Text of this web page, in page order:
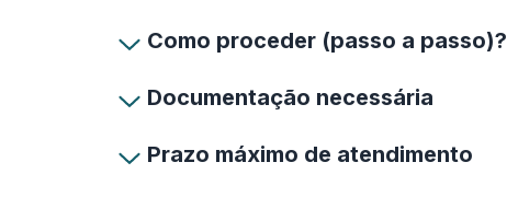
Como proceder (passo a passo)?
Documentação necessária
Prazo máximo de atendimento